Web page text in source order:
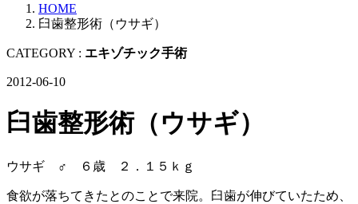
HOME
臼歯整形術（ウサギ）
CATEGORY : エキゾチック手術
2012-06-10
臼歯整形術（ウサギ）
ウサギ ♂ ６歳 ２．１５ｋｇ
食欲が落ちてきたとのことで来院。臼歯が伸びていたため、